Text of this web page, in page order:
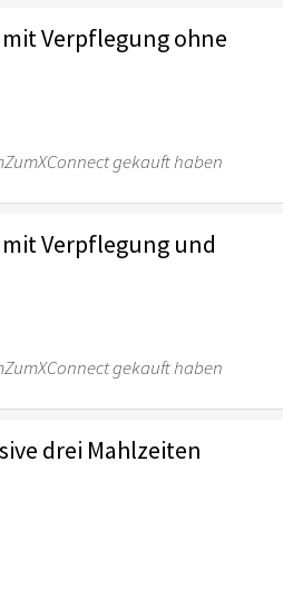
Verpflegung ohne
gekauft haben
Verpflegung und
gekauft haben
drei Mahlzeiten